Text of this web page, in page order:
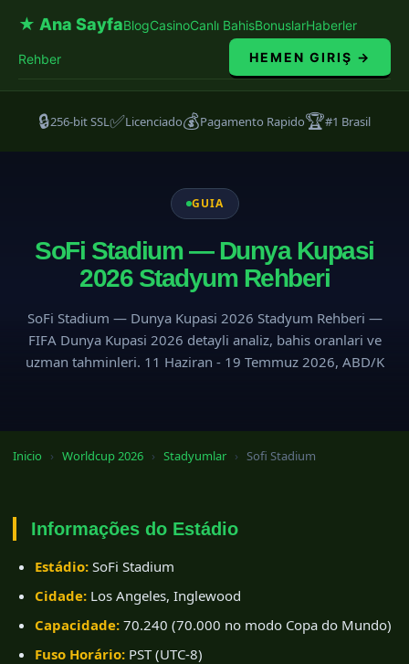
★ Ana SayfaBlogCasinoCanlı BahisBonuslarHaberler
Rehber HEMEN GIRIŞ →
🔒256-bit SSL✅Licenciado💰Pagamento Rapido🏆#1 Brasil
GUIA
SoFi Stadium — Dunya Kupasi
2026 Stadyum Rehberi
SoFi Stadium — Dunya Kupasi 2026 Stadyum Rehberi —
FIFA Dunya Kupasi 2026 detayli analiz, bahis oranlari ve
uzman tahminleri. 11 Haziran - 19 Temmuz 2026, ABD/K
Inicio › Worldcup 2026 › Stadyumlar › Sofi Stadium
Informações do Estádio
Estádio: SoFi Stadium
Cidade: Los Angeles, Inglewood
Capacidade: 70.240 (70.000 no modo Copa do Mundo)
Fuso Horário: PST (UTC-8)